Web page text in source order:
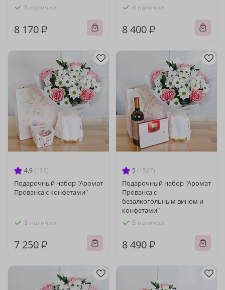
В наличии
8 170 ₽
В наличии
8 400 ₽
4.9 (118)
Подарочный набор "Аромат
Прованса с конфетами"
В наличии
7 250 ₽
5 (1527)
Подарочный набор "Аромат
Прованса с
безалкогольным вином и
конфетами"
В наличии
8 490 ₽